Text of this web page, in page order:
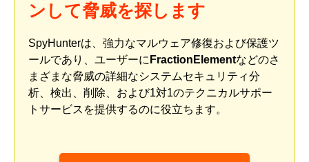
ンして脅威を探します
SpyHunterは、強力なマルウェア修復および保護ツ
ールであり、ユーザーに FractionElementなどのさ
まざまな脅威の詳細なシステムセキュリティ分
析、検出、削除、および1対1のテクニカルサポー
トサービスを提供するのに役立ちます。